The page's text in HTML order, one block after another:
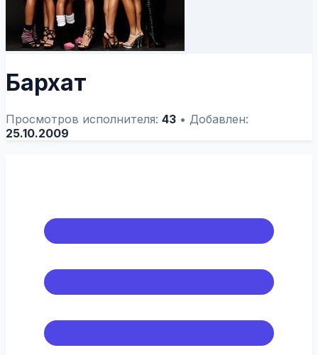
Бархат
Просмотров исполнителя: 43 • Добавлен:
25.10.2009